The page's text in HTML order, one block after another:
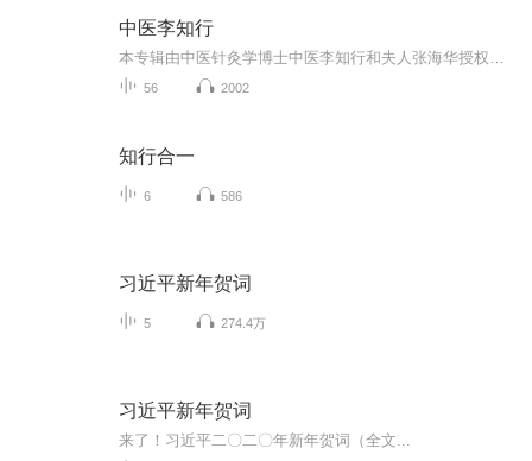
中医李知行
56 2002
知行合一
6 586
习近平新年贺词
5 274.4万
习近平新年贺词
来了！习近平二〇二〇年新年贺词（全文...